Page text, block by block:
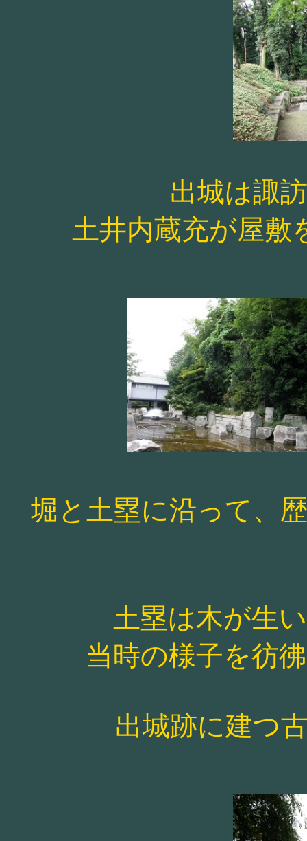
出城は諏
土井内蔵充が屋敷
堀と土塁に沿って、
土塁は木が生
当時の様子を彷
出城跡に建つ